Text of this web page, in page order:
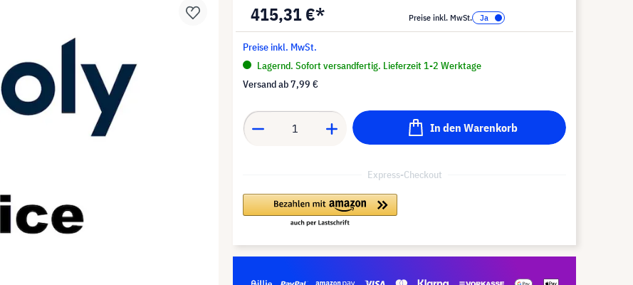
415,31 €* Preise inkl. MwSt.
Preise inkl. MwSt.
Lagernd. Sofort versandfertig. Lieferzeit 1-2 Werktage
Versand ab7,99 €
In den Warenkorb
Express-Checkout